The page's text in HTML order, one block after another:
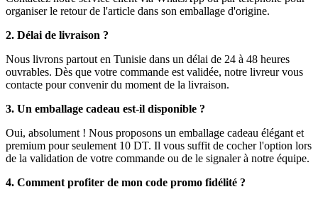
organiser le retour de l'article dans son emballage d'origine.
2. Délai de livraison ?
Nous livrons partout en Tunisie dans un délai de 24 à 48 heures
ouvrables. Dès que votre commande est validée, notre livreur vous
contacte pour convenir du moment de la livraison.
3. Un emballage cadeau est-il disponible ?
Oui, absolument ! Nous proposons un emballage cadeau élégant et
premium pour seulement 10 DT. Il vous suffit de cocher l'option lors
de la validation de votre commande ou de le signaler à notre équipe.
4. Comment profiter de mon code promo fidélité ?